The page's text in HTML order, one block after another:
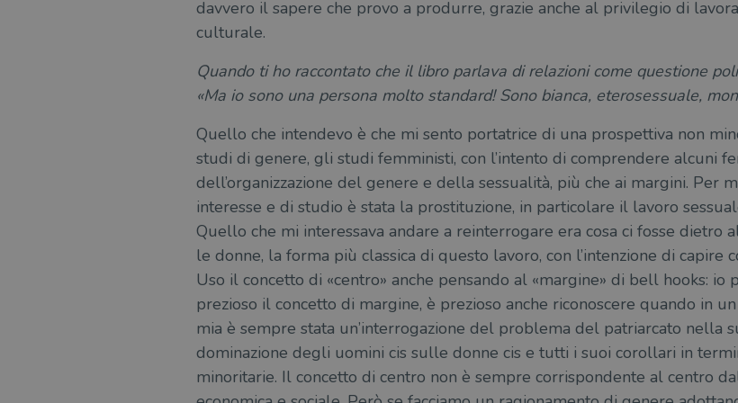
davvero il sapere che provo a produrre, grazie anche al privilegio di
culturale.
Quando ti ho raccontato che il libro parlava di relazioni come questione
«Ma io sono una persona molto standard! Sono bianca, eterosessuale,
Quello che intendevo è che mi sento portatrice di una prospettiva non
studi di genere, gli studi femministi, con l’intento di comprendere alcuni
dell’organizzazione del genere e della sessualità, più che ai margini. Per
interesse e di studio è stata la prostituzione, in particolare il lavoro
Quello che mi interessava andare a reinterrogare era cosa ci fosse dietro
le donne, la forma più classica di questo lavoro, con l’intenzione di capire
Uso il concetto di «centro» anche pensando al «margine» di bell hooks: io
prezioso il concetto di margine, è prezioso anche riconoscere quando in
mia è sempre stata un’interrogazione del problema del patriarcato nella
dominazione degli uomini cis sulle donne cis e tutti i suoi corollari in
minoritarie. Il concetto di centro non è sempre corrispondente al centro